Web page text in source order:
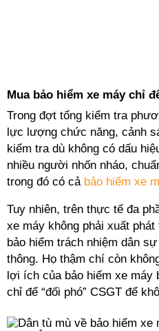
Mua bảo hiểm xe máy chỉ
Trong đợt tổng kiểm tra
lực lượng chức năng, cảnh
kiểm tra dù không có dấu
nhiều người nhốn nháo,
trong đó có cả bảo hiểm xe
Tuy nhiên, trên thực tế đa
xe máy không phải xuất
bảo hiểm trách nhiệm dân
thông. Họ thậm chí còn
lợi ích của bảo hiểm xe máy
chỉ để “đối phó” CSGT để